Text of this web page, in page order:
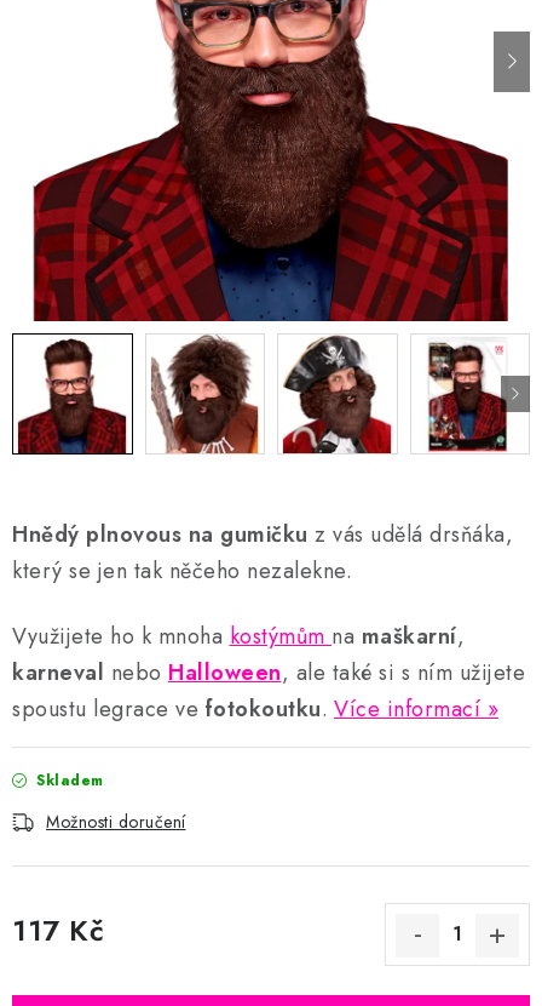
Náš příběh Nejčastější otázky a odpovědi Kontakty
Blog
Doprava a poštovné
Vrácení a reklamace
Obchodní podmínky
Podmínky ochrany osobních údajů
Hnědý plnovous na gumičku z vás udělá drsňáka,
který se jen tak něčeho nezalekne.
Využijete ho k mnoha kostýmům na maškarní,
karneval nebo Halloween, ale také si s ním užijete
spoustu legrace ve fotokoutku. Více informací
Skladem
Možnosti doručení
117 Kč